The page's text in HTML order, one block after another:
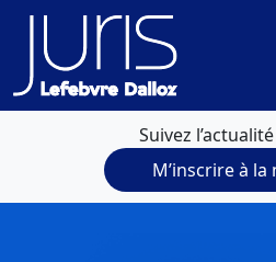
Suivez
M’inscrire à